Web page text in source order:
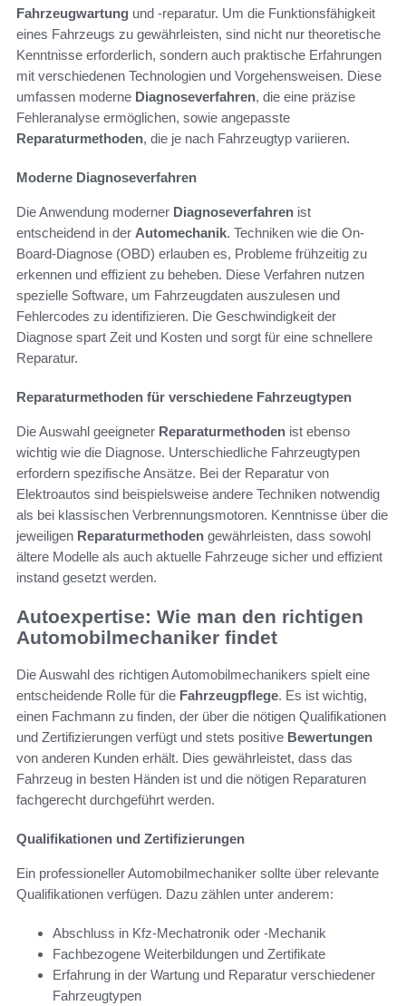
Fahrzeugwartung und -reparatur. Um die Funktionsfähigkeit
eines Fahrzeugs zu gewährleisten, sind nicht nur theoretische
Kenntnisse erforderlich, sondern auch praktische Erfahrungen
mit verschiedenen Technologien und Vorgehensweisen. Diese
umfassen moderne Diagnoseverfahren, die eine präzise
Fehleranalyse ermöglichen, sowie angepasste
Reparaturmethoden, die je nach Fahrzeugtyp variieren.
Moderne Diagnoseverfahren
Die Anwendung moderner Diagnoseverfahren ist
entscheidend in der Automechanik. Techniken wie die On-
Board-Diagnose (OBD) erlauben es, Probleme frühzeitig zu
erkennen und effizient zu beheben. Diese Verfahren nutzen
spezielle Software, um Fahrzeugdaten auszulesen und
Fehlercodes zu identifizieren. Die Geschwindigkeit der
Diagnose spart Zeit und Kosten und sorgt für eine schnellere
Reparatur.
Reparaturmethoden für verschiedene Fahrzeugtypen
Die Auswahl geeigneter Reparaturmethoden ist ebenso
wichtig wie die Diagnose. Unterschiedliche Fahrzeugtypen
erfordern spezifische Ansätze. Bei der Reparatur von
Elektroautos sind beispielsweise andere Techniken notwendig
als bei klassischen Verbrennungsmotoren. Kenntnisse über die
jeweiligen Reparaturmethoden gewährleisten, dass sowohl
ältere Modelle als auch aktuelle Fahrzeuge sicher und effizient
instand gesetzt werden.
Autoexpertise: Wie man den richtigen
Automobilmechaniker findet
Die Auswahl des richtigen Automobilmechanikers spielt eine
entscheidende Rolle für die Fahrzeugpflege. Es ist wichtig,
einen Fachmann zu finden, der über die nötigen Qualifikationen
und Zertifizierungen verfügt und stets positive Bewertungen
von anderen Kunden erhält. Dies gewährleistet, dass das
Fahrzeug in besten Händen ist und die nötigen Reparaturen
fachgerecht durchgeführt werden.
Qualifikationen und Zertifizierungen
Ein professioneller Automobilmechaniker sollte über relevante
Qualifikationen verfügen. Dazu zählen unter anderem:
Abschluss in Kfz-Mechatronik oder -Mechanik
Fachbezogene Weiterbildungen und Zertifikate
Erfahrung in der Wartung und Reparatur verschiedener
Fahrzeugtypen